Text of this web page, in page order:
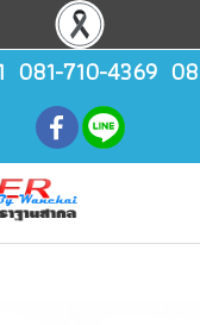
081-710-4369